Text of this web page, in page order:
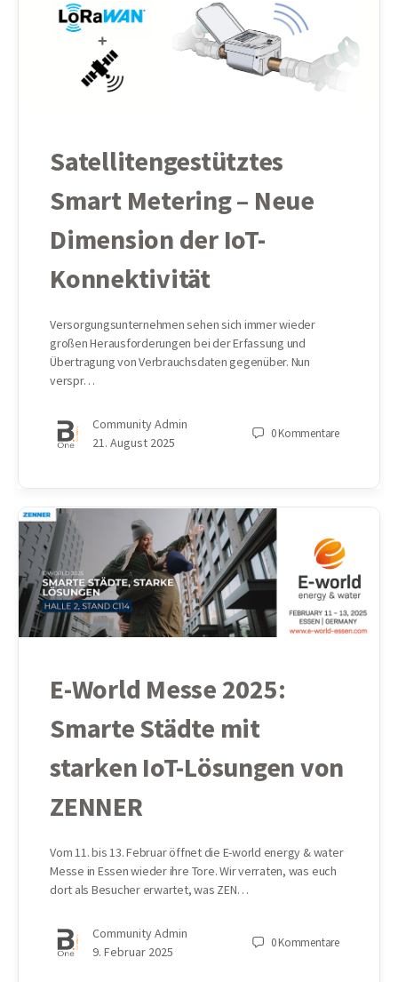
Satellitengestütztes
Smart Metering – Neue
Dimension der IoT-
Konnektivität
Versorgungsunternehmen sehen sich immer wieder
großen Herausforderungen bei der Erfassung und
Übertragung von Verbrauchsdaten gegenüber. Nun
verspr…
Community Admin
21. August 2025
0Kommentare
E-World Messe 2025:
Smarte Städte mit
starken IoT-Lösungen von
ZENNER
Vom 11. bis 13. Februar öffnet die E-world energy & water
Messe in Essen wieder ihre Tore. Wir verraten, was euch
dort als Besucher erwartet, was ZEN…
Community Admin
9. Februar 2025
0Kommentare